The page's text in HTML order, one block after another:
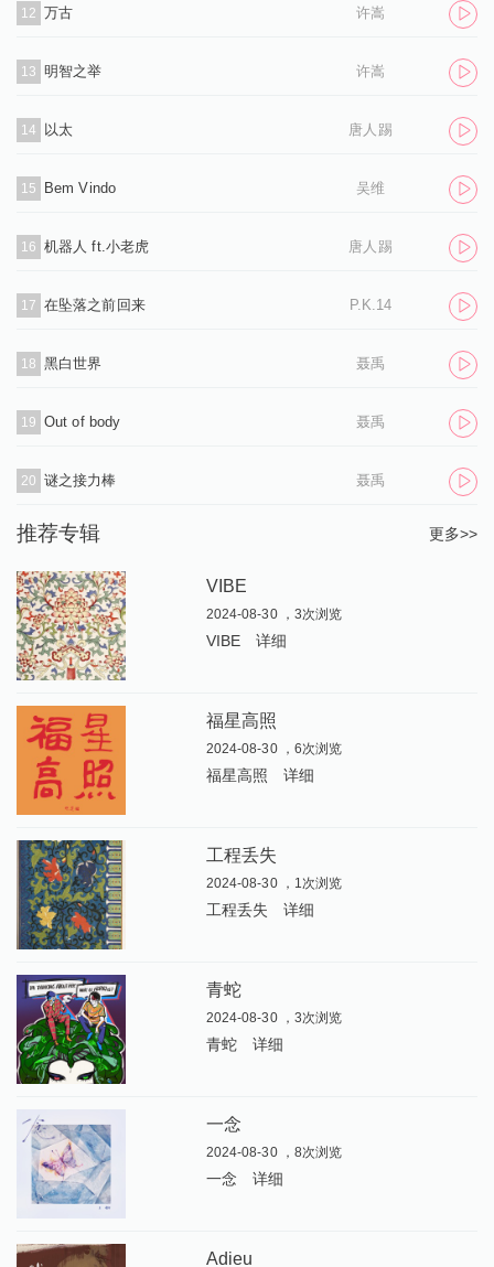
12 万古 许嵩
13 明智之举 许嵩
14 以太 唐人踢
15 Bem Vindo 吴维
16 机器人 ft.小老虎 唐人踢
17 在坠落之前回来 P.K.14
18 黑白世界 聂禹
19 Out of body 聂禹
20 谜之接力棒 聂禹
推荐专辑 更多>>
VIBE
2024-08-30 ，3次浏览
VIBE 详细
福星高照
2024-08-30 ，6次浏览
福星高照 详细
工程丢失
2024-08-30 ，1次浏览
工程丢失 详细
青蛇
2024-08-30 ，3次浏览
青蛇 详细
一念
2024-08-30 ，8次浏览
一念 详细
Adieu